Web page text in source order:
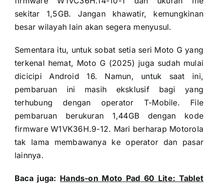
sekitar 1,5GB. Jangan khawatir, kemungkinan
besar wilayah lain akan segera menyusul.
Sementara itu, untuk sobat setia seri Moto G yang
terkenal hemat, Moto G (2025) juga sudah mulai
dicicipi Android 16. Namun, untuk saat ini,
pembaruan ini masih eksklusif bagi yang
terhubung dengan operator T-Mobile. File
pembaruan berukuran 1,44GB dengan kode
firmware W1VK36H.9-12. Mari berharap Motorola
tak lama membawanya ke operator dan pasar
lainnya.
Baca juga: Hands-on Moto Pad 60 Lite: Tablet